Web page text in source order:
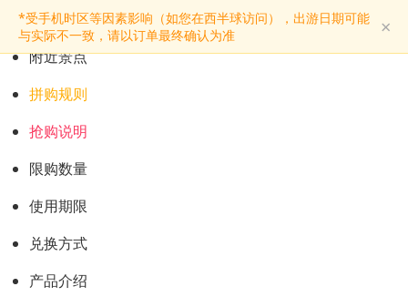
*受手机时区等因素影响（如您在西半球访问），出游日期可能
与实际不一致，请以订单最终确认为准
×
预订购票
景点介绍
附近景点
拼购规则
抢购说明
限购数量
使用期限
兑换方式
产品介绍